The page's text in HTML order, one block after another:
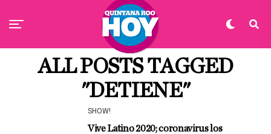
ALL POSTS TAGGED
"DETIENE"
SHOW!
Vive Latino 2020; coronavirus los